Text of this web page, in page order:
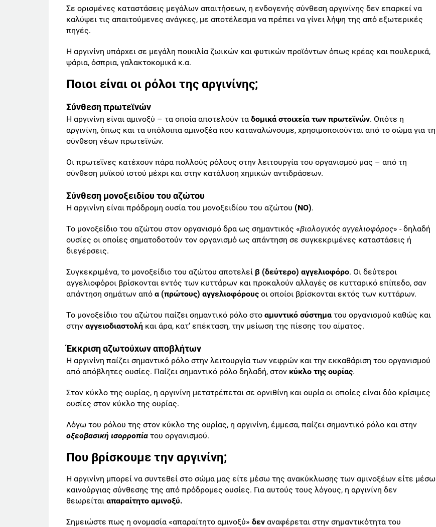
Σε ορισμένες καταστάσεις μεγάλων απαιτήσεων, η ενδογενής σύνθεση αργινίνης δεν επαρκεί να
καλύψει τις απαιτούμενες ανάγκες, με αποτέλεσμα να πρέπει να γίνει λήψη της από εξωτερικές
πηγές.
Η αργινίνη υπάρχει σε μεγάλη ποικιλία ζωικών και φυτικών προϊόντων όπως κρέας και πουλερικά,
ψάρια, όσπρια, γαλακτοκομικά κ.α.
Ποιοι είναι οι ρόλοι της αργινίνης;
Σύνθεση πρωτεϊνών
Η αργινίνη είναι αμινοξύ – τα οποία αποτελούν τα δομικά στοιχεία των πρωτεϊνών. Οπότε η
αργινίνη, όπως και τα υπόλοιπα αμινοξέα που καταναλώνουμε, χρησιμοποιούνται από το σώμα για τη
σύνθεση νέων πρωτεϊνών.
Οι πρωτεΐνες κατέχουν πάρα πολλούς ρόλους στην λειτουργία του οργανισμού μας – από τη
σύνθεση μυϊκού ιστού μέχρι και στην κατάλυση χημικών αντιδράσεων.
Σύνθεση μονοξειδίου του αζώτου
Η αργινίνη είναι πρόδρομη ουσία του μονοξειδίου του αζώτου (NO).
Το μονοξείδιο του αζώτου στον οργανισμό δρα ως σημαντικός «βιολογικός αγγελιοφόρος» - δηλαδή
ουσίες οι οποίες σηματοδοτούν τον οργανισμό ως απάντηση σε συγκεκριμένες καταστάσεις ή
διεγέρσεις.
Συγκεκριμένα, το μονοξείδιο του αζώτου αποτελεί β (δεύτερο) αγγελιοφόρο. Οι δεύτεροι
αγγελιοφόροι βρίσκονται εντός των κυττάρων και προκαλούν αλλαγές σε κυτταρικό επίπεδο, σαν
απάντηση σημάτων από α (πρώτους) αγγελιοφόρους οι οποίοι βρίσκονται εκτός των κυττάρων.
Το μονοξείδιο του αζώτου παίζει σημαντικό ρόλο στο αμυντικό σύστημα του οργανισμού καθώς και
στην αγγειοδιαστολή και άρα, κατ’ επέκταση, την μείωση της πίεσης του αίματος.
Έκκριση αζωτούχων αποβλήτων
Η αργινίνη παίζει σημαντικό ρόλο στην λειτουργία των νεφρών και την εκκαθάριση του οργανισμού
από απόβλητες ουσίες. Παίζει σημαντικό ρόλο δηλαδή, στον κύκλο της ουρίας.
Στον κύκλο της ουρίας, η αργινίνη μετατρέπεται σε ορνιθίνη και ουρία οι οποίες είναι δύο κρίσιμες
ουσίες στον κύκλο της ουρίας.
Λόγω του ρόλου της στον κύκλο της ουρίας, η αργινίνη, έμμεσα, παίζει σημαντικό ρόλο και στην
οξεοβασική ισορροπία του οργανισμού.
Που βρίσκουμε την αργινίνη;
Η αργινίνη μπορεί να συντεθεί στο σώμα μας είτε μέσω της ανακύκλωσης των αμινοξέων είτε μέσω
καινούργιας σύνθεσης της από πρόδρομες ουσίες. Για αυτούς τους λόγους, η αργινίνη δεν
θεωρείται απαραίτητο αμινοξύ.
Σημειώστε πως η ονομασία «απαραίτητο αμινοξύ» δεν αναφέρεται στην σημαντικότητα του